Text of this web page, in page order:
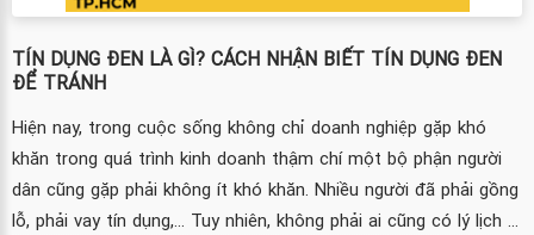
TÍN DỤNG ĐEN LÀ GÌ? CÁCH NHẬN BIẾT TÍN DỤNG ĐEN
ĐỂ TRÁNH
Hiện nay, trong cuộc sống không chỉ doanh nghiệp gặp khó
khăn trong quá trình kinh doanh thậm chí một bộ phận người
dân cũng gặp phải không ít khó khăn. Nhiều người đã phải gồng
lỗ, phải vay tín dụng,... Tuy nhiên, không phải ai cũng có lý lịch ...